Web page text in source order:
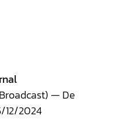
— De
12/2024